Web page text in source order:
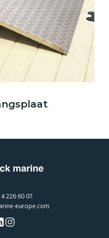
226 60 07
europe.com